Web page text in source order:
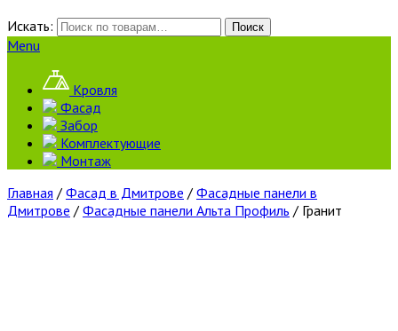
Искать:
Поиск
Menu
Кровля
Фасад
Забор
Комплектующие
Монтаж
Главная / Фасад в Дмитрове / Фасадные панели в
Дмитрове / Фасадные панели Альта Профиль / Гранит